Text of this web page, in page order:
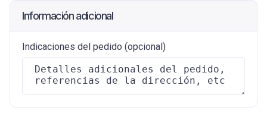
Información adicional
Indicaciones del pedido (opcional)